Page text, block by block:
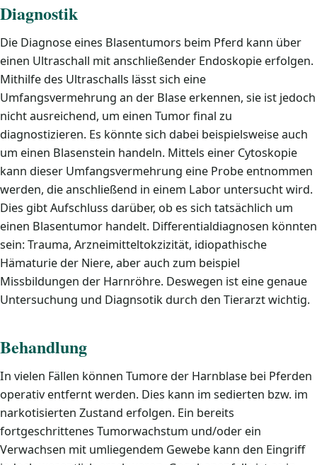
Diagnostik
Die Diagnose eines Blasentumors beim Pferd kann über
einen Ultraschall mit anschließender Endoskopie erfolgen.
Mithilfe des Ultraschalls lässt sich eine
Umfangsvermehrung an der Blase erkennen, sie ist jedoch
nicht ausreichend, um einen Tumor final zu
diagnostizieren. Es könnte sich dabei beispielsweise auch
um einen Blasenstein handeln. Mittels einer Cytoskopie
kann dieser Umfangsvermehrung eine Probe entnommen
werden, die anschließend in einem Labor untersucht wird.
Dies gibt Aufschluss darüber, ob es sich tatsächlich um
einen Blasentumor handelt. Differentialdiagnosen könnten
sein: Trauma, Arzneimitteltokzizität, idiopathische
Hämaturie der Niere, aber auch zum beispiel
Missbildungen der Harnröhre. Deswegen ist eine genaue
Untersuchung und Diagnsotik durch den Tierarzt wichtig.
Behandlung
In vielen Fällen können Tumore der Harnblase bei Pferden
operativ entfernt werden. Dies kann im sedierten bzw. im
narkotisierten Zustand erfolgen. Ein bereits
fortgeschrittenes Tumorwachstum und/oder ein
Verwachsen mit umliegendem Gewebe kann den Eingriff